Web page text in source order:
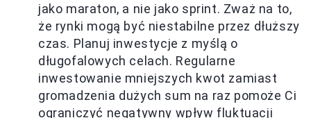
jako maraton, a nie jako sprint. Zważ na to,
że rynki mogą być niestabilne przez dłuższy
czas. Planuj inwestycje z myślą o
długofalowych celach. Regularne
inwestowanie mniejszych kwot zamiast
gromadzenia dużych sum na raz pomoże Ci
ograniczyć negatywny wpływ fluktuacji